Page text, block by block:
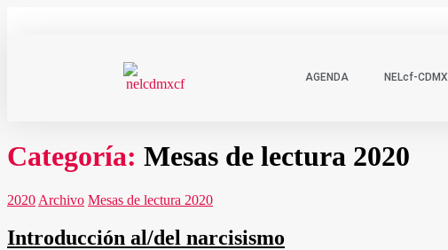
AGENDA NELcf-CDMX
Categoría: Mesas de lectura 2020
2020 Archivo Mesas de lectura 2020
Introducción al/del narcisismo